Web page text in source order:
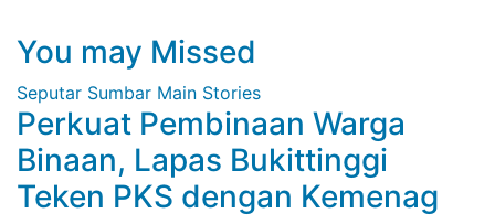
You may Missed
Seputar Sumbar Main Stories
Perkuat Pembinaan Warga
Binaan, Lapas Bukittinggi
Teken PKS dengan Kemenag